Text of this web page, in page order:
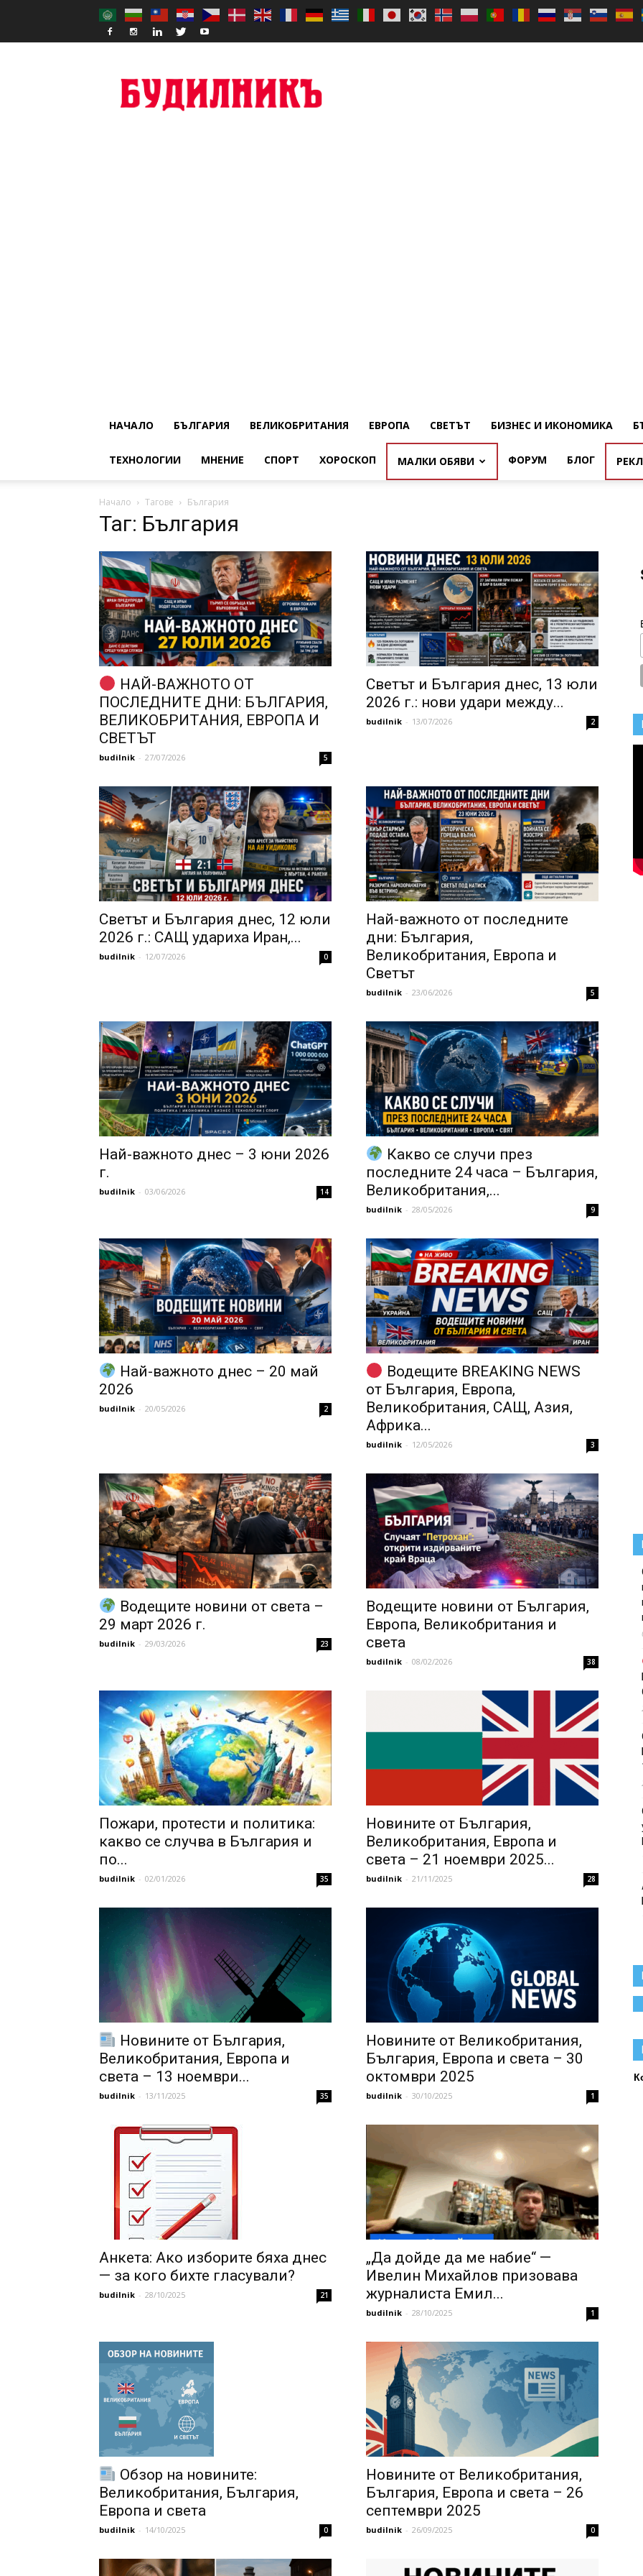
НАЧАЛО БЪЛГАРИЯ ВЕЛИКОБРИТАНИЯ ЕВРОПА СВЕТЪТ БИЗНЕС И ИКОНОМИКА
ТЕХНОЛОГИИ МНЕНИЕ СПОРТ ХОРОСКОП МАЛКИ ОБЯВИ ФОРУМ БЛОГ
Начало Тагове България
Таг: България
НАЙ-ВАЖНОТО ОТ
ПОСЛЕДНИТЕ ДНИ: БЪЛГАРИЯ,
ВЕЛИКОБРИТАНИЯ, ЕВРОПА И
СВЕТЪТ
budilnik - 27/07/2026 5
Светът и България днес, 13 юли
2026 г.: нови удари между...
budilnik - 13/07/2026 2
Светът и България днес, 12 юли
2026 г.: САЩ удариха Иран,...
budilnik - 12/07/2026 0
Най-важното от последните
дни: България,
Великобритания, Европа и
Светът
budilnik - 23/06/2026 5
Най-важното днес – 3 юни 2026
г.
budilnik - 03/06/2026 14
Какво се случи през
последните 24 часа – България,
Великобритания,...
budilnik - 28/05/2026 9
Най-важното днес – 20 май
2026
budilnik - 20/05/2026 2
Водещите BREAKING NEWS
от България, Европа,
Великобритания, САЩ, Азия,
Африка...
budilnik - 12/05/2026 3
Водещите новини от света –
29 март 2026 г.
budilnik - 29/03/2026 23
Водещите новини от България,
Европа, Великобритания и
света
budilnik - 08/02/2026 38
Пожари, протести и политика:
какво се случва в България и
по...
budilnik - 02/01/2026 35
Новините от България,
Великобритания, Европа и
света – 21 ноември 2025...
budilnik - 21/11/2025 28
Новините от България,
Великобритания, Европа и
света – 13 ноември...
budilnik - 13/11/2025 35
Новините от Великобритания,
България, Европа и света – 30
октомври 2025
budilnik - 30/10/2025 1
Анкета: Ако изборите бяха днес
— за кого бихте гласували?
budilnik - 28/10/2025 21
„Да дойде да ме набие“ —
Ивелин Михайлов призовава
журналиста Емил...
budilnik - 28/10/2025 1
Обзор на новините:
Великобритания, България,
Европа и света
budilnik - 14/10/2025 0
Новините от Великобритания,
България, Европа и света – 26
септември 2025
budilnik - 26/09/2025 0